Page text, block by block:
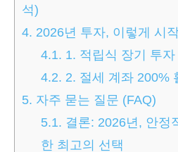
석)
4. 2026년 투자, 이렇게 시
4.1. 1. 적립식 장기 투자
4.2. 2. 절세 계좌 200%
5. 자주 묻는 질문 (FAQ)
5.1. 결론: 2026년, 안정
한 최고의 선택